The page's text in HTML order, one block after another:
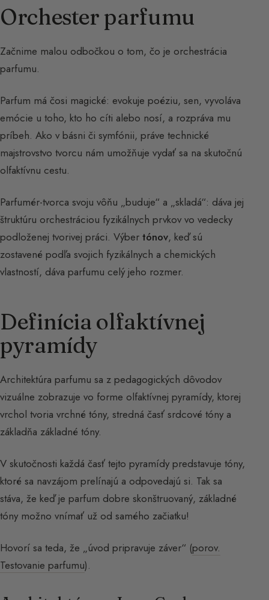
Orchester parfumu
Začnime malou odbočkou o tom, čo je orchestrácia
parfumu.
Parfum má čosi magické: evokuje poéziu, sen, vyvoláva
emócie u toho, kto ho cíti alebo nosí, a rozpráva mu
príbeh. Ako v básni či symfónii, práve technické
majstrovstvo tvorcu nám umožňuje vydať sa na skutočnú
olfaktívnu cestu.
Parfumér-tvorca svoju vôňu „buduje“ a „skladá“: dáva jej
štruktúru orchestráciou fyzikálnych prvkov vo vedecky
podloženej tvorivej práci. Výber tónov, keď sú
zostavené podľa svojich fyzikálnych a chemických
vlastností, dáva parfumu celý jeho rozmer.
Definícia olfaktívnej
pyramídy
Architektúra parfumu sa z pedagogických dôvodov
vizuálne zobrazuje vo forme olfaktívnej pyramídy, ktorej
vrchol tvoria vrchné tóny, stredná časť srdcové tóny a
základňa základné tóny.
V skutočnosti každá časť tejto pyramídy predstavuje tóny,
ktoré sa navzájom prelínajú a odpovedajú si. Tak sa
stáva, že keď je parfum dobre skonštruovaný, základné
tóny možno vnímať už od samého začiatku!
Hovorí sa teda, že „úvod pripravuje záver“ (porov.
Testovanie parfumu).